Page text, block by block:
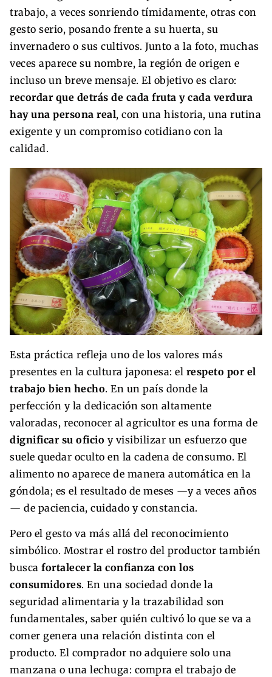
trabajo, a veces sonriendo tímidamente, otras con
gesto serio, posando frente a su huerta, su
invernadero o sus cultivos. Junto a la foto, muchas
veces aparece su nombre, la región de origen e
incluso un breve mensaje. El objetivo es claro:
recordar que detrás de cada fruta y cada verdura
hay una persona real, con una historia, una rutina
exigente y un compromiso cotidiano con la
calidad.
Esta práctica refleja uno de los valores más
presentes en la cultura japonesa: el respeto por el
trabajo bien hecho. En un país donde la
perfección y la dedicación son altamente
valoradas, reconocer al agricultor es una forma de
dignificar su oficio y visibilizar un esfuerzo que
suele quedar oculto en la cadena de consumo. El
alimento no aparece de manera automática en la
góndola; es el resultado de meses —y a veces años
— de paciencia, cuidado y constancia.
Pero el gesto va más allá del reconocimiento
simbólico. Mostrar el rostro del productor también
busca fortalecer la confianza con los
consumidores. En una sociedad donde la
seguridad alimentaria y la trazabilidad son
fundamentales, saber quién cultivó lo que se va a
comer genera una relación distinta con el
producto. El comprador no adquiere solo una
manzana o una lechuga: compra el trabajo de